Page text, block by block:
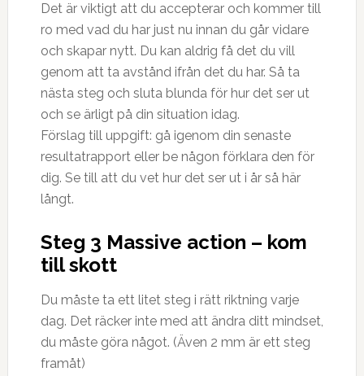
Det är viktigt att du accepterar och kommer till
ro med vad du har just nu innan du går vidare
och skapar nytt. Du kan aldrig få det du vill
genom att ta avstånd ifrån det du har. Så ta
nästa steg och sluta blunda för hur det ser ut
och se ärligt på din situation idag. ⠀
Förslag till uppgift: gå igenom din senaste
resultatrapport eller be någon förklara den för
dig. Se till att du vet hur det ser ut i år så här
långt.
Steg 3 Massive action – kom
till skott⠀
Du måste ta ett litet steg i rätt riktning varje
dag. Det räcker inte med att ändra ditt mindset,
du måste göra något. (Även 2 mm är ett steg
framåt)⠀